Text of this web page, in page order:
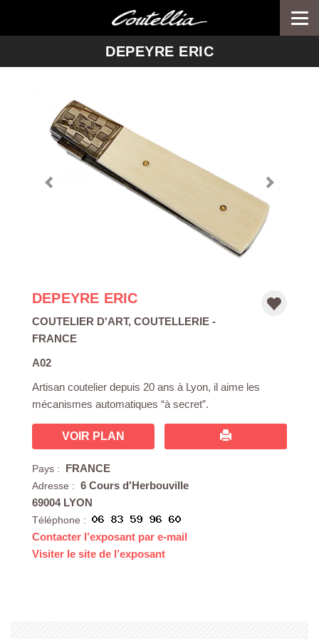
DEPEYRE ERIC
DEPEYRE ERIC
COUTELIER D'ART, COUTELLERIE -
FRANCE
A02
Artisan coutelier depuis 20 ans à Lyon, il aime les
mécanismes automatiques “à secret”.
VOIR PLAN
Pays : FRANCE
Adresse : 6 Cours d'Herbouville
69004 LYON
Téléphone :
Contacter l’exposant par e-mail
Visiter le site de l’exposant